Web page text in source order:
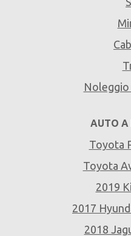
AUTO A
Toyota
Toyota
2019
2017
2018